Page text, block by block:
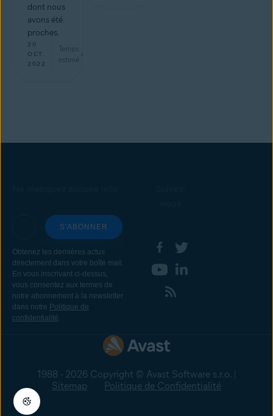
dont nous
avons été
proches.
20
OCT.
2022
Temps
estimé
min
1988 - 2026 Copyright © Avast Software s.r.o. |
Sitemap
Politique de Confidentialité